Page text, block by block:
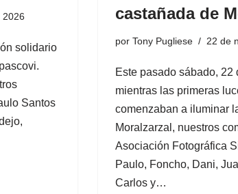
2026
solidario
Santos
castañada de
por Tony Pugliese 22 de
Este pasado sábado, 22
mientras las primeras
comenzaban a iluminar
Moralzarzal, nuestros
Asociación Fotográfica
Paulo, Foncho, Dani,
Carlos y…